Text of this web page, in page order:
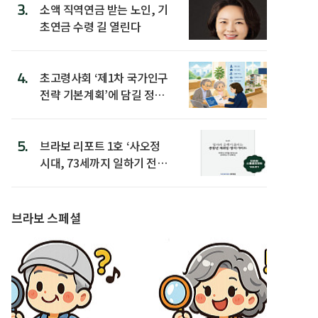
3.
소액 직역연금 받는 노인, 기
초연금 수령 길 열린다
4.
초고령사회 ‘제1차 국가인구
전략 기본계획’에 담길 정책
5.
브라보 리포트 1호 ‘사오정
시대, 73세까지 일하기 전략’
브라보 스페셜